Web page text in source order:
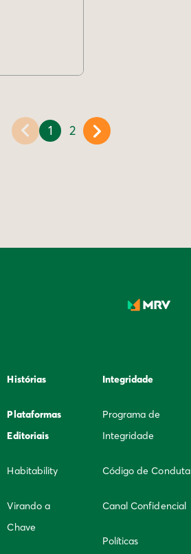
1 2
Histórias
Plataformas
Editoriais
Habitability
Virando a
Chave
Integridade
Programa de
Integridade
Código de Conduta
Canal Confidencial
Políticas